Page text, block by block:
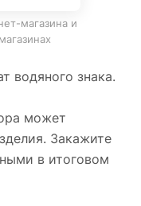
магазина и
водяного знака.
может
Закажите
в итоговом